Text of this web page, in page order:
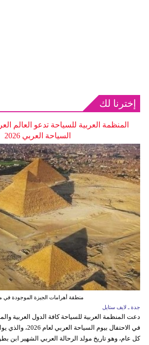
إخترنا لك
المنظمة العربية للسياحة تدعو العالم
السياحة العربي 2026
منطقة أهرامات الجيزة الموجودة في
جدة ـ لايف ستايل
دعت المنظمة العربية للسياحة كافة الدول العربية
كل عام، وهو تاريخ مولد الرحالة العربي الشهير ابن